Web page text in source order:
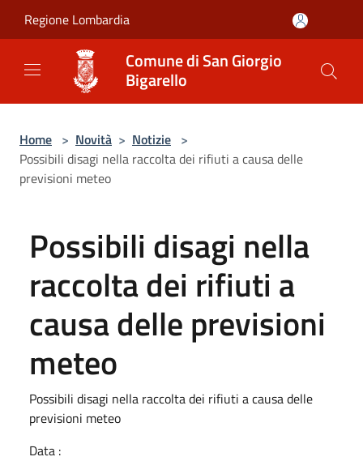
Regione Lombardia
Comune di San Giorgio
Bigarello
Home > Novità > Notizie >
Possibili disagi nella raccolta dei rifiuti a causa delle
previsioni meteo
Possibili disagi nella
raccolta dei rifiuti a
causa delle previsioni
meteo
Possibili disagi nella raccolta dei rifiuti a causa delle
previsioni meteo
Data :